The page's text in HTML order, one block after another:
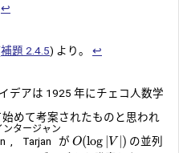
↩︎
補題 2.4.5) より。 ↩︎
デアは 1925 年にチェコ人数学
始めて考案されたものと思われ
ン
, Tarjan
タージャン
が O(log V ) の並列